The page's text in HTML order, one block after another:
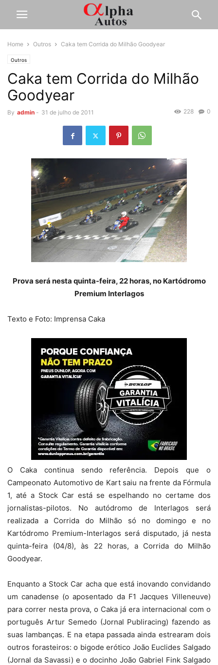
Home Outros Caka tem Corrida do Milhão Goodyear
Outros
Caka tem Corrida do Milhão
Goodyear
By admin - 31 de julho de 2011 0
228
Prova será nesta quinta-feira, 22 horas, no Kartódromo
Premium Interlagos
Texto e Foto: Imprensa Caka
O Caka continua sendo referência. Depois que o
Campeonato Automotivo de Kart saiu na frente da Fórmula
1, até a Stock Car está se espelhando no certame dos
jornalistas-pilotos. No autódromo de Interlagos será
realizada a Corrida do Milhão só no domingo e no
Kartódromo Premium-Interlagos será disputado, já nesta
quinta-feira (04/8), às 22 horas, a Corrida do Milhão
Goodyear.
Enquanto a Stock Car acha que está inovando convidando
um canadense (o aposentado da F1 Jacques Villeneuve)
para correr nesta prova, o Caka já era internacional com o
português Artur Semedo (Jornal Publiracing) fazendo as
suas lambanças. E na etapa passada ainda estrearam dois
outros forasteiros: o bigode erótico João Euclides Salgado
(Jornal da Savassi) e o docinho João Gabriel Fink Salgado